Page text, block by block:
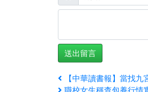
文
上
一
【中華讀書報】當找
下
職校女生稱查包養行情